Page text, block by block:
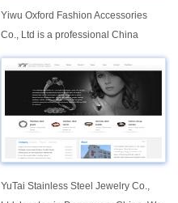
Yiwu Oxford Fashion Accessories
Co., Ltd is a professional China
Supplier specialized in development,
production and sales of various kinds
fashion bags, since it established in
YuTai Stainless Steel Jewelry Co.,